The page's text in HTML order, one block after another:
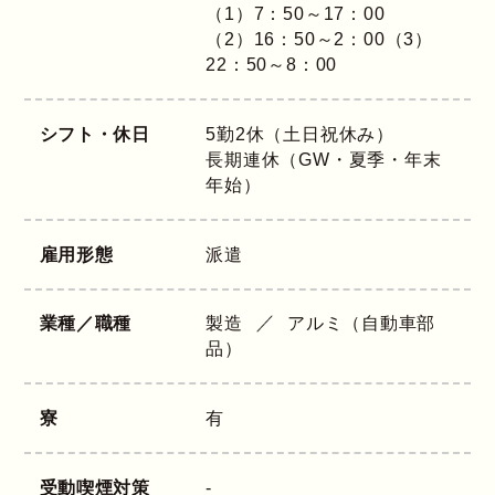
（1）7：50～17：00
（2）16：50～2：00（3）
22：50～8：00
シフト・休日
5勤2休（土日祝休み）
長期連休（GW・夏季・年末
年始）
雇用形態 派遣
業種／職種 製造
アルミ（自動車部
品）
寮 有
受動喫煙対策 -